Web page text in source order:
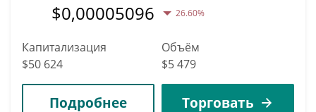
$0,00005096 26.60%
Капитализация
$50 624
Объём
$5 479
Подробнее Торговать